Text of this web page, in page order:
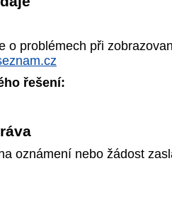
o problémech při
řešení:
oznámení nebo žádost